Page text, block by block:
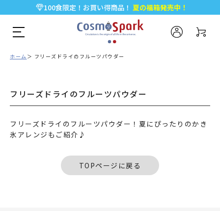
100食限定！お買い得商品！ 夏の福箱発売中！
5,000円以上のお買い物で全国一律送料無料♪
新規会員登録で今すぐ使える500ポイント プレゼント！
ホーム フリーズドライのフルーツパウダー
フリーズドライのフルーツパウダー
フリーズドライのフルーツパウダー！夏にぴったりのかき
氷アレンジもご紹介♪
TOPページに戻る